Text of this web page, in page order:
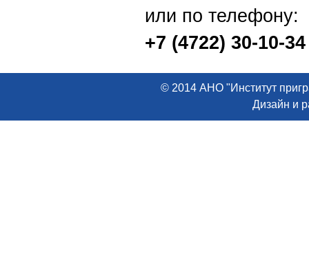
или по телефону:
+7 (4722) 30-10-34
© 2014 АНО "Институт
Дизайн и